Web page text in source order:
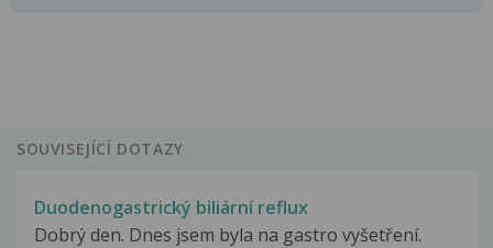
SOUVISEJÍCÍ DOTAZY
Duodenogastrický biliární reflux
Dobrý den. Dnes jsem byla na gastro vyšetření.